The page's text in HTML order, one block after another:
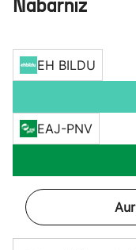
Nabarniz
EH BILDU
EAJ-PNV